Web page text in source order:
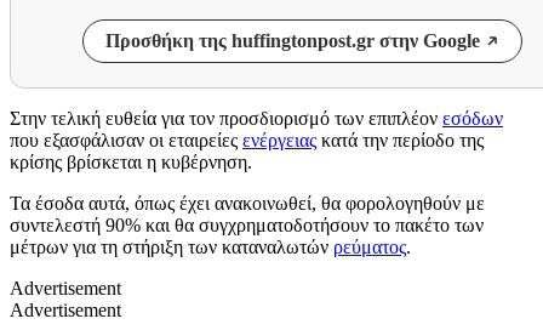
Προσθήκη της huffingtonpost.gr στην Google
Στην τελική ευθεία για τον προσδιορισμό των επιπλέον εσόδων
που εξασφάλισαν οι εταιρείες ενέργειας κατά την περίοδο της
κρίσης βρίσκεται η κυβέρνηση.
Τα έσοδα αυτά, όπως έχει ανακοινωθεί, θα φορολογηθούν με
συντελεστή 90% και θα συγχρηματοδοτήσουν το πακέτο των
μέτρων για τη στήριξη των καταναλωτών ρεύματος.
Advertisement
Advertisement